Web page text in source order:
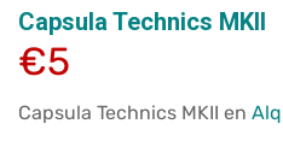
Capsula Technics MKII
€5
Capsula Technics MKII en